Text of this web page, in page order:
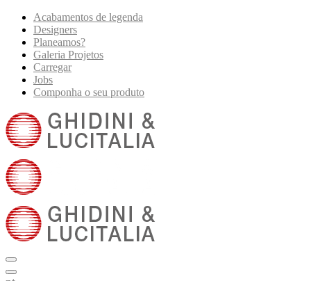
Acabamentos de legenda
Designers
Planeamos?
Galeria Projetos
Carregar
Jobs
Componha o seu produto